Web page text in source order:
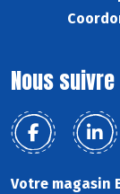
Nous
Votre magasin